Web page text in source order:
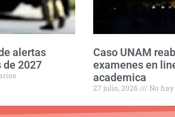
alertas
de 2027
Caso UNAM
examenes en
academica
27 julio, 2026 No